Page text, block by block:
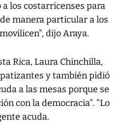
los costarricenses para
manera particular a los
dijo Araya.
Rica, Laura Chinchilla,
y también pidió
a las mesas porque se
con la democracia". "Lo
acuda.